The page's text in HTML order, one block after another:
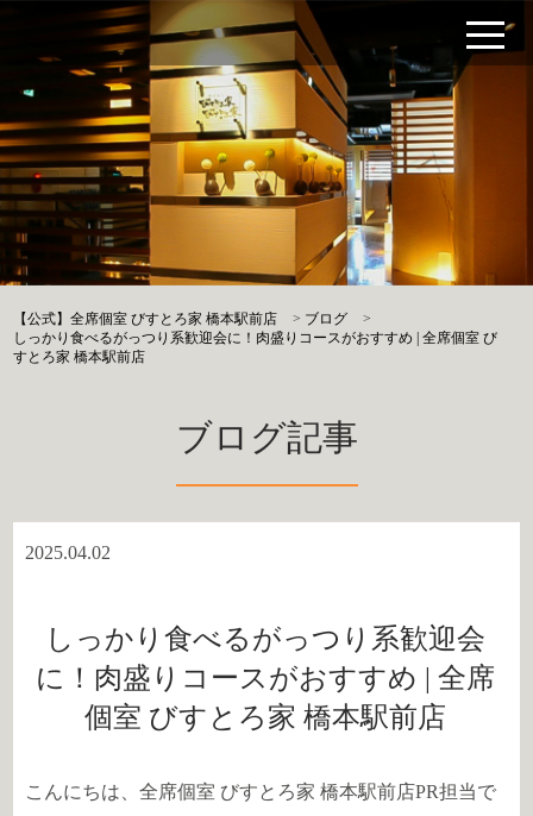
【公式】全席個室 びすとろ家 橋本駅前店 > ブログ
>
しっかり食べるがっつり系歓迎会に！肉盛りコースがおすすめ | 全席個室 び
すとろ家 橋本駅前店
ブログ記事
2025.04.02
しっかり食べるがっつり系歓迎会
に！肉盛りコースがおすすめ | 全席
個室 びすとろ家 橋本駅前店
こんにちは、全席個室 びすとろ家 橋本駅前店PR担当で